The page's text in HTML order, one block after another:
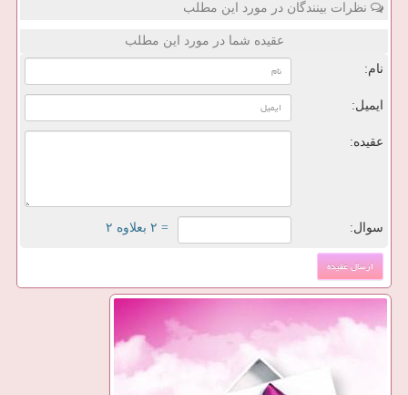
نظرات بینندگان در مورد این مطلب
عقیده شما در مورد این مطلب
نام:
ایمیل:
عقیده:
سوال: = ۲ بعلاوه ۲